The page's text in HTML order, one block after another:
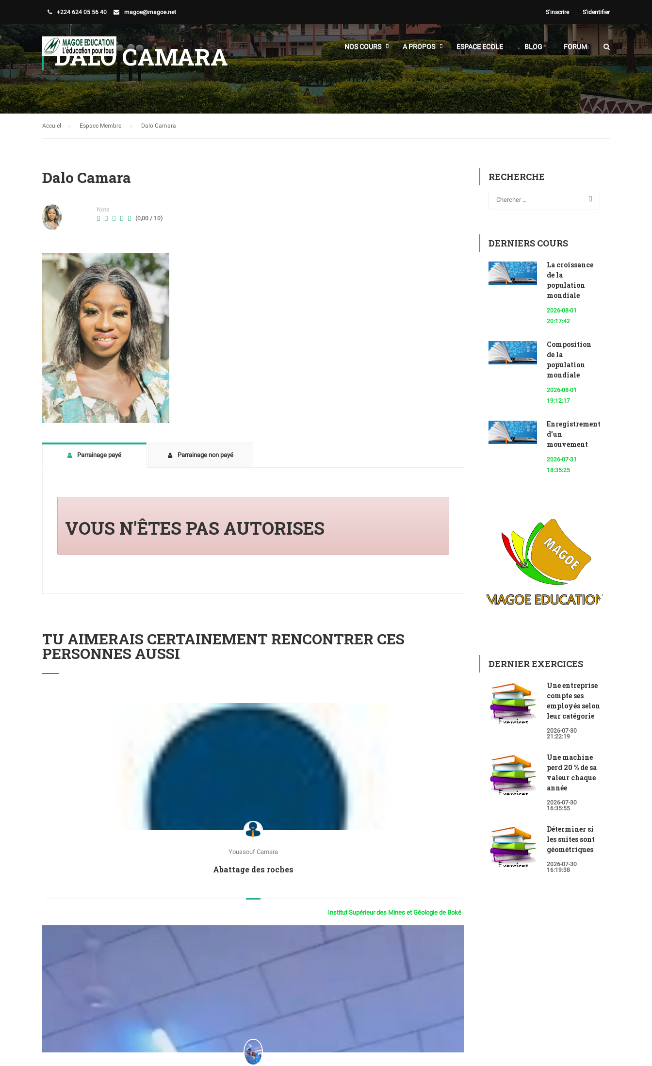
+224 624 05 56 40 magoe@magoe.net S'inscrire S'identifier
NOS COURS A PROPOS ESPACE ECOLE BLOG FORUM
DALO CAMARA
Accuiel Espace Membre Dalo Camara
Dalo Camara
Note
(0,00 / 10)
Parrainage payé Parrainage non payé
VOUS N'ÊTES PAS AUTORISES
TU AIMERAIS CERTAINEMENT RENCONTRER CES
PERSONNES AUSSI
Youssouf Camara
Abattage des roches
Institut Supérieur des Mines et Géologie de Boké
RECHERCHE
DERNIERS COURS
La croissance
de la
population
mondiale
2026-08-01
20:17:42
Composition
de la
population
mondiale
2026-08-01
19:12:17
Enregistrement
d’un
mouvement
2026-07-31
18:35:25
DERNIER EXERCICES
Une entreprise
compte ses
employés selon
leur catégorie
2026-07-30
21:22:19
Une machine
perd 20 % de sa
valeur chaque
année
2026-07-30
16:35:55
Déterminer si
les suites sont
géométriques
2026-07-30
16:19:38